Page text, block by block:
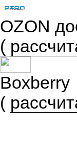
OZON
(
Boxberry
(